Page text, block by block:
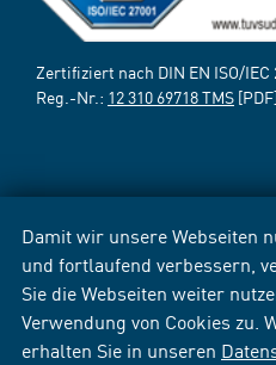
Damit wir unsere Webseiten
und fortlaufend verbessern,
Sie die Webseiten weiter
Verwendung von Cookies zu.
erhalten Sie in unseren
Zertifiziert nach DIN EN ISO/IEC
Reg.-Nr.: 12 310 69718 TMS